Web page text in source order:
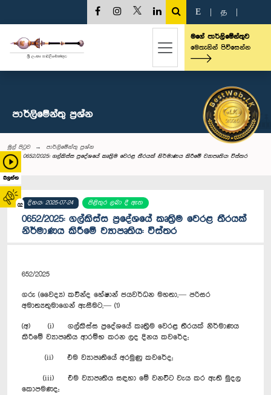
බලන්න
02
E த
මගේ පාර්ලිමේන්තුව
මෙතැනින් පිවිසෙන්න
පාර්ලි‌මේන්තු‌ ප්‍රශ්න
මුල් පිටුව
පාර්ලි‌මේන්තු‌ ප්‍රශ්න
0652/2025: ගල්කිස්ස ප්‍රදේශයේ කෘත්‍රිම වෙරළ තීරයක් නිර්මාණය කිරීමේ ව්‍යාපෘතිය: විස්තර
දිනය: 2025-07-24 පිළිතුර ලබා දී ඇත
0652/2025: ගල්කිස්ස ප්‍රදේශයේ කෘත්‍රිම වෙරළ තීරයක්
නිර්මාණය කිරීමේ ව්‍යාපෘතිය: විස්තර
652/2025
ගරු (වෛද්‍ය) කවින්ද හේෂාන් ජයවර්ධන මහතා,— පරිසර
අමාත්‍යතුමාගෙන් ඇසීමට,— (1)
(අ) (i) ගල්කිස්ස ප්‍රදේශයේ කෘත්‍රිම වෙරළ තීරයක් නිර්මාණය
කිරීමේ ව්‍යාපෘතිය ආරම්භ කරන ලද දිනය කවරේද;
(ii) එම ව්‍යාපෘතියේ අරමුණු කවරේද;
(iii) එම ව්‍යාපෘතිය සඳහා මේ වනවිට වැය කර ඇති මුදල
කොපමණද;